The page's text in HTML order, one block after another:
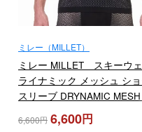
ミレー（MILLET）
ミレー MILLET スキーウ
ライナミック メッシュ シ
スリーブ DRYNAMIC
MIV01566 2025-2026
6,600 6,600